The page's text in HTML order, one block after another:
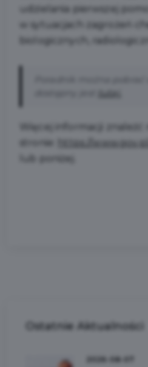
udzielania pierwszej
w sytuacjach zagrożeń
biologicznych,
tutaj.
Więcej informacji znaleźć
stronie:
https://
lub poniżej.
Ostatnie Aktualności